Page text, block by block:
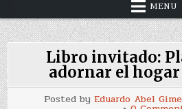
MENU
Libro invitado:
adornar el hogar
Posted by Eduardo Abel